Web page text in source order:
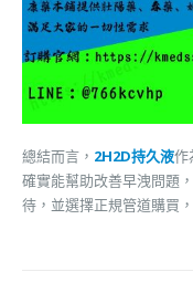
總結而言， 2H2D持久液作
確實能幫助改善早洩問題
待，並選擇正規管道購買